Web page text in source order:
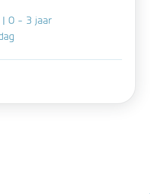
| 0 - 3 jaar